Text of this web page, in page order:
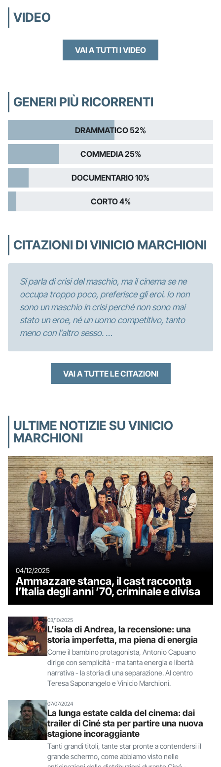
VIDEO
VAI A TUTTI I VIDEO
GENERI PIÙ RICORRENTI
DRAMMATICO 52%
COMMEDIA 25%
DOCUMENTARIO 10%
CORTO 4%
CITAZIONI DI VINICIO MARCHIONI
Si parla di crisi del maschio, ma il cinema se ne
occupa troppo poco, preferisce gli eroi. Io non
sono un maschio in crisi perché non sono mai
stato un eroe, né un uomo competitivo, tanto
meno con l'altro sesso. …
VAI A TUTTE LE CITAZIONI
ULTIME NOTIZIE SU VINICIO
MARCHIONI
04/12/2025
Ammazzare stanca, il cast racconta
l’Italia degli anni ’70, criminale e divisa
03/10/2025
L’isola di Andrea, la recensione: una
storia imperfetta, ma piena di energia
Come il bambino protagonista, Antonio Capuano
dirige con semplicità - ma tanta energia e libertà
narrativa - la storia di una separazione. Al centro
Teresa Saponangelo e Vinicio Marchioni.
07/07/2024
La lunga estate calda del cinema: dai
trailer di Ciné sta per partire una nuova
stagione incoraggiante
Tanti grandi titoli, tante star pronte a contendersi il
grande schermo, come abbiamo visto nelle